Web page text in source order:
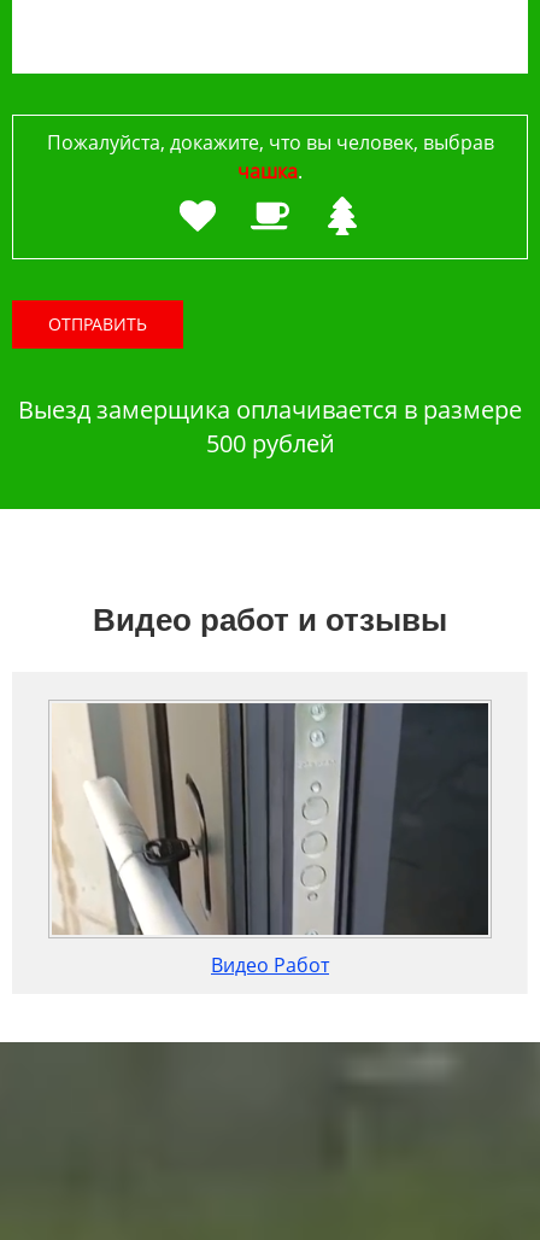
Пожалуйста, докажите, что вы человек, выбрав
чашка.
ОТПРАВИТЬ
Выезд замерщика оплачивается в размере
500 рублей
Видео работ и отзывы
Видео Работ